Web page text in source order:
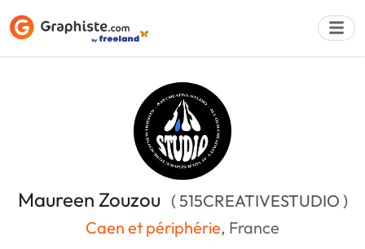
Maureen Zouzou ( 515CREATIVESTUDIO )
Caen et périphérie, France